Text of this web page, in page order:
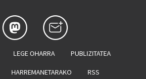
LEGE OHARRA PUBLIZITATEA
HARREMANETARAKO RSS